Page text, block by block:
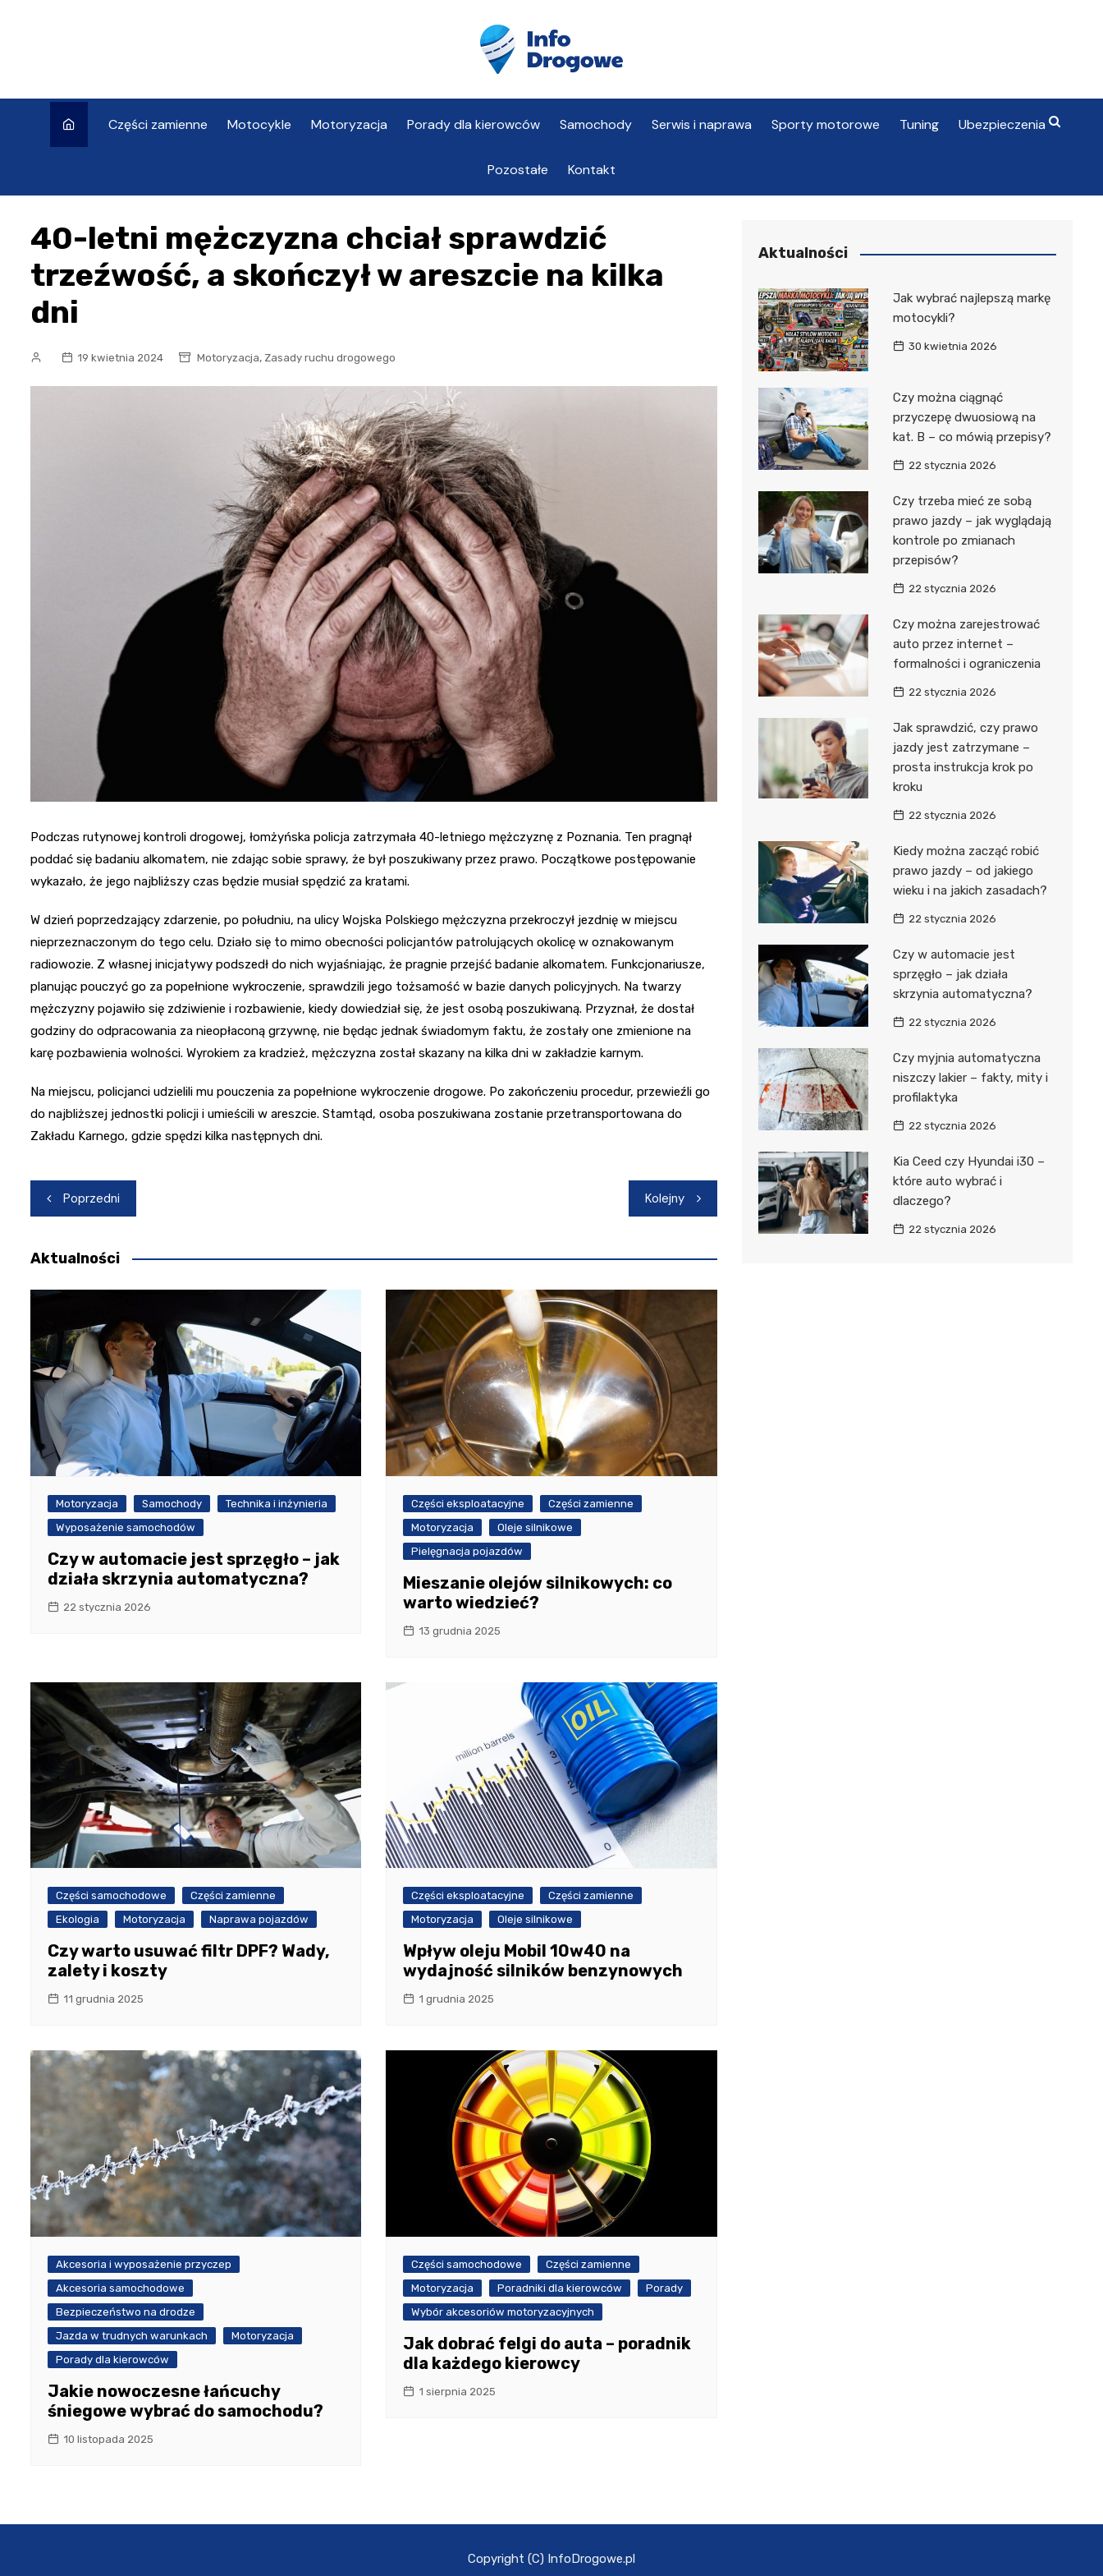
Części zamienne Motocykle Motoryzacja Porady dla kierowców Samochody Serwis i naprawa Sporty motorowe Tuning Ubezpieczenia
Pozostałe Kontakt
40-letni mężczyzna chciał sprawdzić
trzeźwość, a skończył w areszcie na kilka
dni
19 kwietnia 2024 Motoryzacja, Zasady ruchu drogowego
Podczas rutynowej kontroli drogowej, łomżyńska policja zatrzymała 40-letniego mężczyznę z Poznania. Ten pragnął
poddać się badaniu alkomatem, nie zdając sobie sprawy, że był poszukiwany przez prawo. Początkowe postępowanie
wykazało, że jego najbliższy czas będzie musiał spędzić za kratami.
W dzień poprzedzający zdarzenie, po południu, na ulicy Wojska Polskiego mężczyzna przekroczył jezdnię w miejscu
nieprzeznaczonym do tego celu. Działo się to mimo obecności policjantów patrolujących okolicę w oznakowanym
radiowozie. Z własnej inicjatywy podszedł do nich wyjaśniając, że pragnie przejść badanie alkomatem. Funkcjonariusze,
planując pouczyć go za popełnione wykroczenie, sprawdzili jego tożsamość w bazie danych policyjnych. Na twarzy
mężczyzny pojawiło się zdziwienie i rozbawienie, kiedy dowiedział się, że jest osobą poszukiwaną. Przyznał, że dostał
godziny do odpracowania za nieopłaconą grzywnę, nie będąc jednak świadomym faktu, że zostały one zmienione na
karę pozbawienia wolności. Wyrokiem za kradzież, mężczyzna został skazany na kilka dni w zakładzie karnym.
Na miejscu, policjanci udzielili mu pouczenia za popełnione wykroczenie drogowe. Po zakończeniu procedur, przewieźli go
do najbliższej jednostki policji i umieścili w areszcie. Stamtąd, osoba poszukiwana zostanie przetransportowana do
Zakładu Karnego, gdzie spędzi kilka następnych dni.
Nawigacja
wpisu
Poprzedni Kolejny
Aktualności
Motoryzacja Samochody
Technika i inżynieria
Wyposażenie samochodów
Czy w automacie jest sprzęgło – jak
działa skrzynia automatyczna?
22 stycznia 2026
Części eksploatacyjne
Części zamienne
Motoryzacja
Oleje silnikowe
Pielęgnacja pojazdów
Mieszanie olejów silnikowych: co
warto wiedzieć?
13 grudnia 2025
Części samochodowe
Części zamienne
Ekologia
Motoryzacja Naprawa pojazdów
Czy warto usuwać filtr DPF? Wady,
zalety i koszty
11 grudnia 2025
Części eksploatacyjne
Części zamienne
Motoryzacja
Oleje silnikowe
Wpływ oleju Mobil 10w40 na
wydajność silników benzynowych
1 grudnia 2025
Akcesoria i wyposażenie przyczep
Akcesoria samochodowe
Bezpieczeństwo na drodze
Jazda w trudnych warunkach
Motoryzacja
Porady dla kierowców
Jakie nowoczesne łańcuchy
śniegowe wybrać do samochodu?
10 listopada 2025
Części samochodowe
Części zamienne
Motoryzacja
Poradniki dla kierowców
Porady
Wybór akcesoriów motoryzacyjnych
Jak dobrać felgi do auta – poradnik
dla każdego kierowcy
1 sierpnia 2025
Aktualności
Jak wybrać najlepszą markę
motocykli?
30 kwietnia 2026
Czy można ciągnąć
przyczepę dwuosiową na
kat. B – co mówią przepisy?
22 stycznia 2026
Czy trzeba mieć ze sobą
prawo jazdy – jak wyglądają
kontrole po zmianach
przepisów?
22 stycznia 2026
Czy można zarejestrować
auto przez internet –
formalności i ograniczenia
22 stycznia 2026
Jak sprawdzić, czy prawo
jazdy jest zatrzymane –
prosta instrukcja krok po
kroku
22 stycznia 2026
Kiedy można zacząć robić
prawo jazdy – od jakiego
wieku i na jakich zasadach?
22 stycznia 2026
Czy w automacie jest
sprzęgło – jak działa
skrzynia automatyczna?
22 stycznia 2026
Czy myjnia automatyczna
niszczy lakier – fakty, mity i
profilaktyka
22 stycznia 2026
Kia Ceed czy Hyundai i30 –
które auto wybrać i
dlaczego?
22 stycznia 2026
Copyright (C) InfoDrogowe.pl